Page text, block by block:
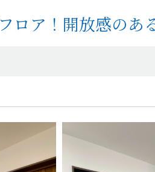
ロア！開放感の